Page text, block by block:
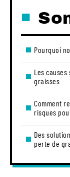
Pourquoi
Les
graisses
Comment
risques
Des
perte de